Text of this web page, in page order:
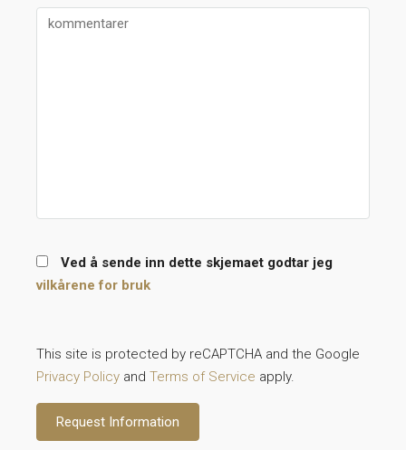
Ved å sende inn dette skjemaet godtar jeg
vilkårene for bruk
This site is protected by reCAPTCHA and the Google
Privacy Policy and Terms of Service apply.